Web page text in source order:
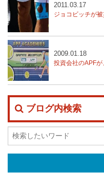
ジョコビッチが被
2011.03.17
投資会社のAPF
2009.01.18
ブログ内検索